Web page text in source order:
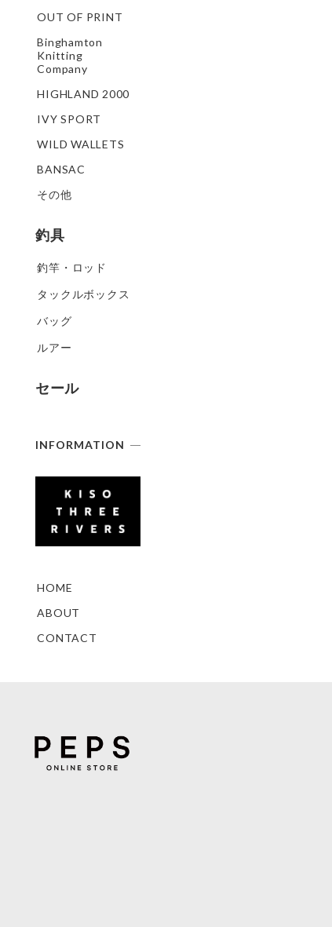
OUT OF PRINT
Binghamton
Knitting
Company
HIGHLAND 2000
IVY SPORT
WILD WALLETS
BANSAC
その他
釣具
釣竿・ロッド
タックルボックス
バッグ
ルアー
セール
INFORMATION
HOME
ABOUT
CONTACT